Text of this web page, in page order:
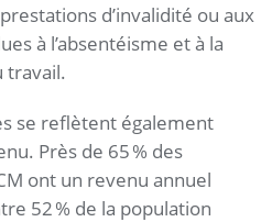
d’invalidité ou aux
à l’absentéisme et à la
travail.
se reflètent également
Près de 65 % des
ont un revenu annuel
52 % de la population